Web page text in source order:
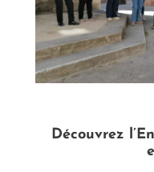
Découvrez